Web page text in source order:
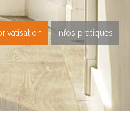
infos pratiques